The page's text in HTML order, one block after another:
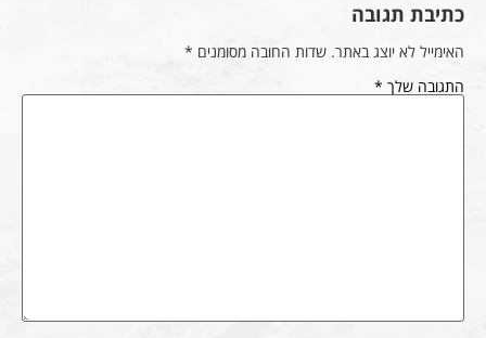
כתיבת תגובה
האימייל לא יוצג באתר. שדות החובה מסומנים *
התגובה שלך *